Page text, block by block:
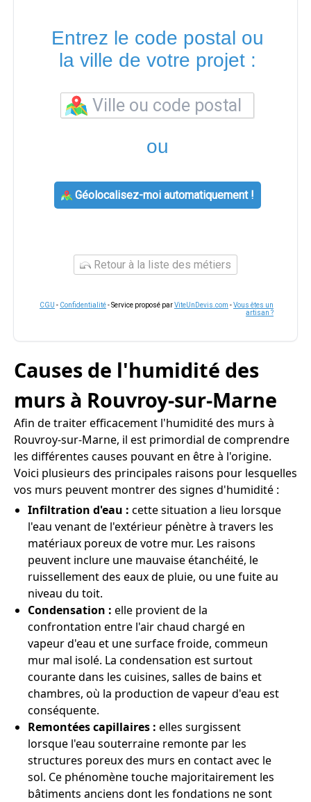
Entrez le code postal ou
la ville de votre projet :
ou
Géolocalisez-moi automatiquement !
Retour à la liste des métiers
CGU - Confidentialité- Service proposé parViteUnDevis.com -Vous êtes un
artisan ?
Causes de l'humidité des
murs à Rouvroy-sur-Marne
Afin de traiter efficacement l'humidité des murs à
Rouvroy-sur-Marne, il est primordial de comprendre
les différentes causes pouvant en être à l'origine.
Voici plusieurs des principales raisons pour lesquelles
vos murs peuvent montrer des signes d'humidité :
Infiltration d'eau : cette situation a lieu lorsque
l'eau venant de l'extérieur pénètre à travers les
matériaux poreux de votre mur. Les raisons
peuvent inclure une mauvaise étanchéité, le
ruissellement des eaux de pluie, ou une fuite au
niveau du toit.
Condensation : elle provient de la
confrontation entre l'air chaud chargé en
vapeur d'eau et une surface froide, commeun
mur mal isolé. La condensation est surtout
courante dans les cuisines, salles de bains et
chambres, où la production de vapeur d'eau est
conséquente.
Remontées capillaires : elles surgissent
lorsque l'eau souterraine remonte par les
structures poreux des murs en contact avec le
sol. Ce phénomène touche majoritairement les
bâtiments anciens dont les fondations ne sont